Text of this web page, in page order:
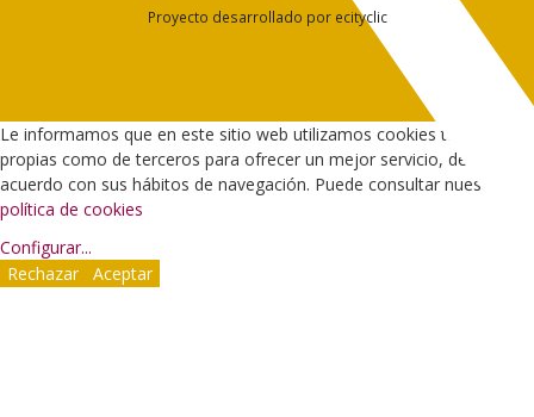
Proyecto desarrollado por ecityclic
Le informamos que en este sitio web utilizamos cookies tanto
propias como de terceros para ofrecer un mejor servicio, de
acuerdo con sus hábitos de navegación. Puede consultar nuestra
política de cookies
Configurar...
Rechazar
Aceptar